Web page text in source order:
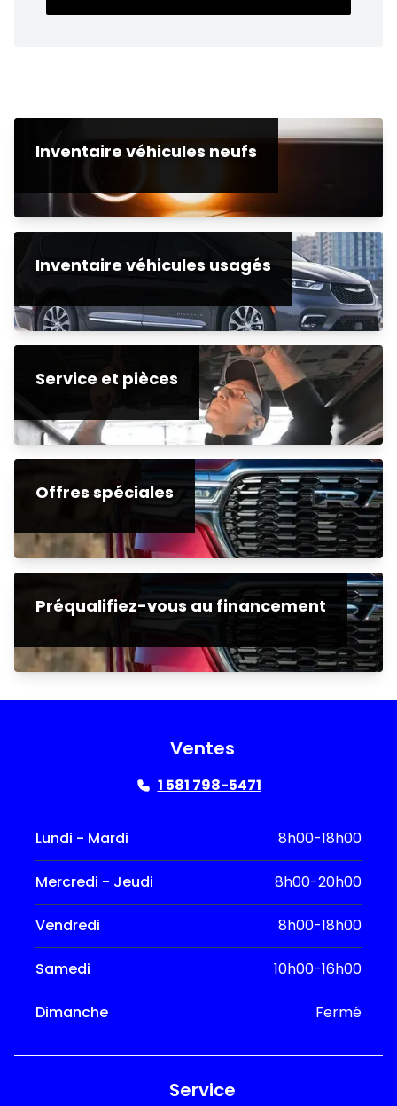
Inventaire véhicules neufs
Inventaire véhicules usagés
Service et pièces
Offres spéciales
Préqualifiez-vous au financement
Ventes
1 581 798-5471
Lundi - Mardi 8h00-18h00
Mercredi - Jeudi 8h00-20h00
Vendredi 8h00-18h00
Samedi 10h00-16h00
Dimanche Fermé
Service